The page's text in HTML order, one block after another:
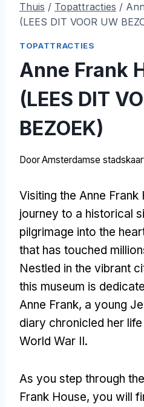
Thuis / Topattracties /
(LEES DIT VOOR UW
TOPATTRACTIES
Anne Frank
(LEES DIT
BEZOEK)
DoorAmsterdamse
Visiting the Anne Frank
journey to a historical
pilgrimage into the
that has touched
Nestled in the vibrant
this museum is
Anne Frank, a young
diary chronicled her life
World War II.
As you step through
Frank House, you will